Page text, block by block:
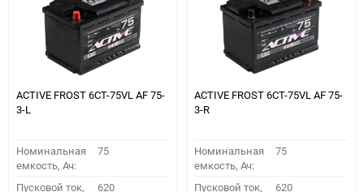
ACTIVE FROST 6СТ-75VL АF 75-
3-L
Номинальная
емкость, Ач:
75
Пусковой ток,
620
ACTIVE FROST 6СТ-75VL АF 75-
3-R
Номинальная
емкость, Ач:
75
Пусковой ток,
620